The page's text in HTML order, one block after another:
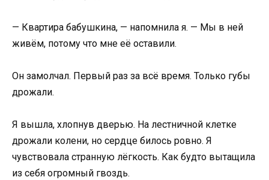
— Квартира бабушкина, — напомнила я. — Мы в ней
живём, потому что мне её оставили.
Он замолчал. Первый раз за всё время. Только губы
дрожали.
Я вышла, хлопнув дверью. На лестничной клетке
дрожали колени, но сердце билось ровно. Я
чувствовала странную лёгкость. Как будто вытащила
из себя огромный гвоздь.